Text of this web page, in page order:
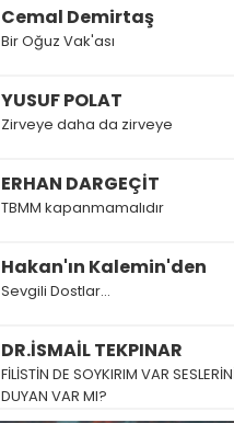
Cemal Demirtaş
Bir Oğuz Vak'ası
YUSUF POLAT
Zirveye daha da zirveye
ERHAN DARGEÇİT
TBMM kapanmamalıdır
Hakan'ın Kalemin'den
Sevgili Dostlar...
DR.İSMAİL TEKPINAR
FİLİSTİN DE SOYKIRIM VAR
DUYAN VAR MI?